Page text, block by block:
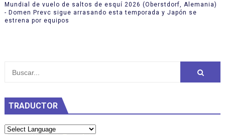
Mundial de vuelo de saltos de esquí 2026 (Oberstdorf, Alemania)
- Domen Prevc sigue arrasando esta temporada y Japón se
estrena por equipos
TRADUCTOR